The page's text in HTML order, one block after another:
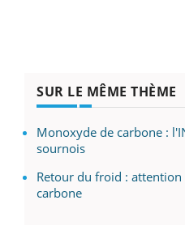
SUR LE MÊME THÈME
Monoxyde de carbone :
sournois
Retour du froid :
carbone